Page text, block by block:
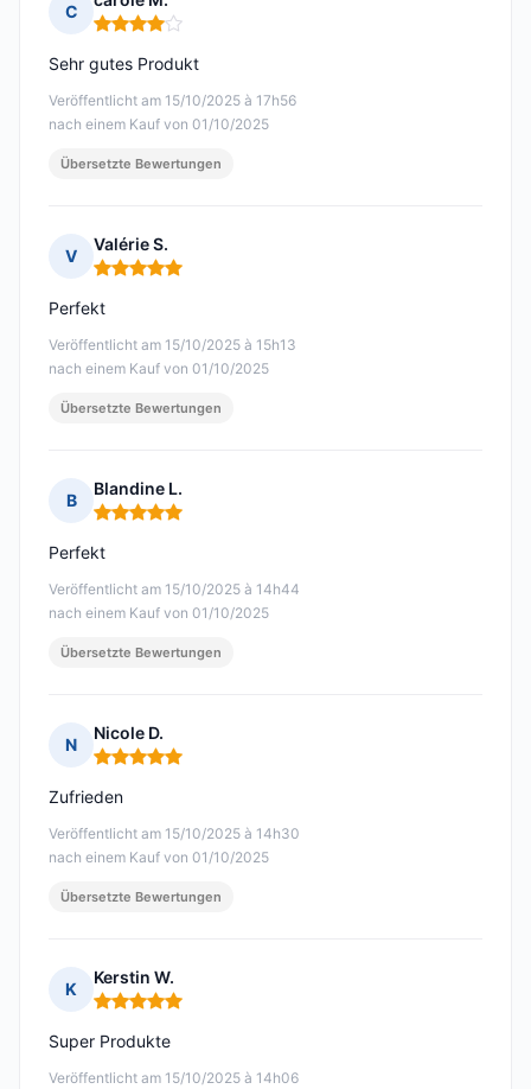
C
Hinweis: 4 von 5
Veröffentlicht am 15/10/2025 à 17h56
nach einem Kauf von 01/10/2025
Sehr gutes Produkt
Übersetzte Bewertungen
V
Valérie S.
Hinweis: 5 von 5
Veröffentlicht am 15/10/2025 à 15h13
nach einem Kauf von 01/10/2025
Perfekt
Übersetzte Bewertungen
B
Blandine L.
Hinweis: 5 von 5
Veröffentlicht am 15/10/2025 à 14h44
nach einem Kauf von 01/10/2025
Perfekt
Übersetzte Bewertungen
N
Nicole D.
Hinweis: 5 von 5
Veröffentlicht am 15/10/2025 à 14h30
nach einem Kauf von 01/10/2025
Zufrieden
Übersetzte Bewertungen
K
Kerstin W.
Hinweis: 5 von 5
Veröffentlicht am 15/10/2025 à 14h06
Super Produkte